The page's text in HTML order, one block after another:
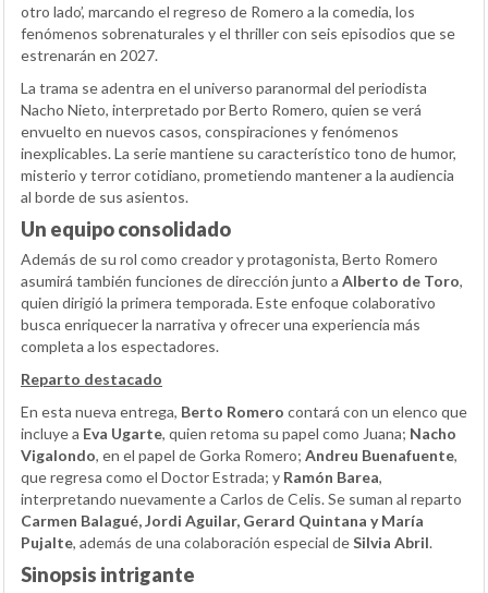
otro lado’, marcando el regreso de Romero a la comedia, los
fenómenos sobrenaturales y el thriller con seis episodios que se
estrenarán en 2027.
La trama se adentra en el universo paranormal del periodista
Nacho Nieto, interpretado por Berto Romero, quien se verá
envuelto en nuevos casos, conspiraciones y fenómenos
inexplicables. La serie mantiene su característico tono de humor,
misterio y terror cotidiano, prometiendo mantener a la audiencia
al borde de sus asientos.
Un equipo consolidado
Además de su rol como creador y protagonista, Berto Romero
asumirá también funciones de dirección junto a Alberto de Toro,
quien dirigió la primera temporada. Este enfoque colaborativo
busca enriquecer la narrativa y ofrecer una experiencia más
completa a los espectadores.
Reparto destacado
En esta nueva entrega, Berto Romero contará con un elenco que
incluye a Eva Ugarte, quien retoma su papel como Juana; Nacho
Vigalondo, en el papel de Gorka Romero; Andreu Buenafuente,
que regresa como el Doctor Estrada; y Ramón Barea,
interpretando nuevamente a Carlos de Celis. Se suman al reparto
Carmen Balagué, Jordi Aguilar, Gerard Quintana y María
Pujalte, además de una colaboración especial deSilvia Abril.
Sinopsis intrigante